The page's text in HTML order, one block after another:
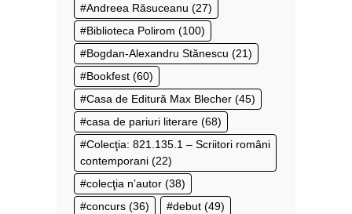
Andreea Răsuceanu (27)
Biblioteca Polirom (100)
Bogdan-Alexandru Stănescu (21)
Bookfest (60)
Casa de Editură Max Blecher (45)
casa de pariuri literare (68)
Colecţia: 821.135.1 – Scriitori români
contemporani (22)
colecţia n’autor (38)
concurs (36) debut (49)